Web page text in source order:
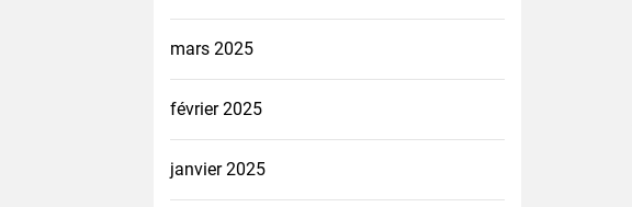
mars 2025
février 2025
janvier 2025